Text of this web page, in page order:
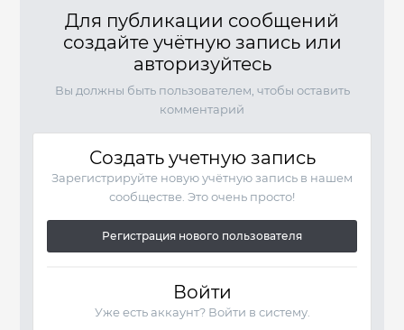
Для публикации сообщений
создайте учётную запись или
авторизуйтесь
Вы должны быть пользователем, чтобы оставить
комментарий
Создать учетную запись
Зарегистрируйте новую учётную запись в нашем
сообществе. Это очень просто!
Регистрация нового пользователя
Войти
Уже есть аккаунт? Войти в систему.